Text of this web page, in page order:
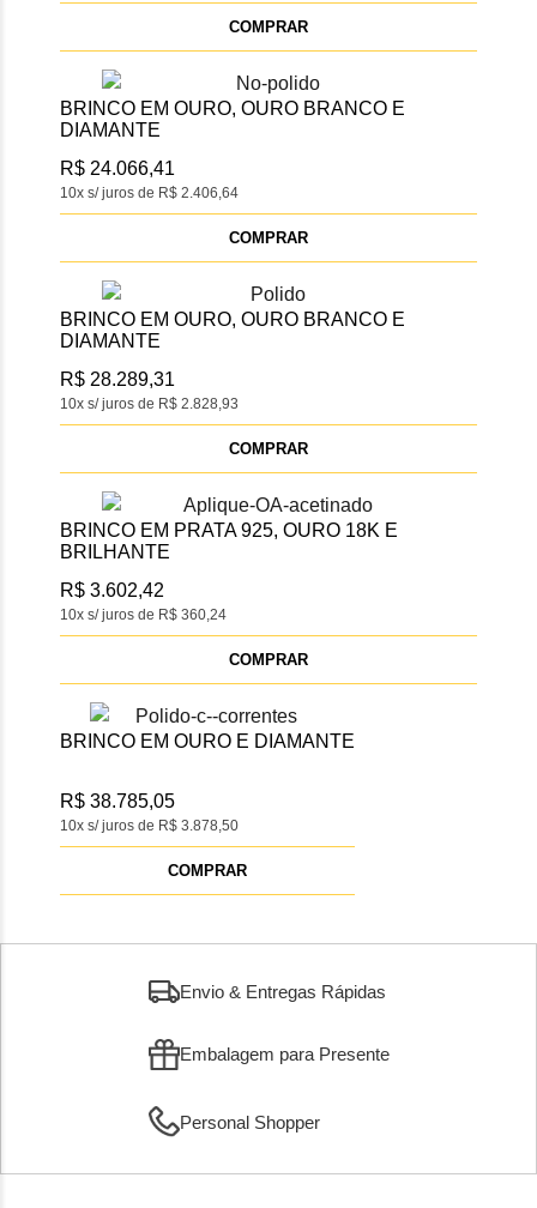
COMPRAR
BRINCO EM OURO, OURO BRANCO E
DIAMANTE
10x s/ juros de R$ 2.406,64
R$ 24.066,41
COMPRAR
BRINCO EM OURO, OURO BRANCO E
DIAMANTE
10x s/ juros de R$ 2.828,93
R$ 28.289,31
COMPRAR
BRINCO EM PRATA 925, OURO 18K E
BRILHANTE
10x s/ juros de R$ 360,24
R$ 3.602,42
COMPRAR
BRINCO EM OURO E DIAMANTE
10x s/ juros de R$ 3.878,50
R$ 38.785,05
COMPRAR
Envio & Entregas Rápidas
Embalagem para Presente
Personal Shopper